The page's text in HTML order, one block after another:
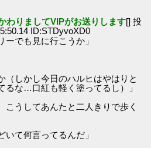
わりましてVIPがお送りします[] 投
ID:STDyvoXD0
ーでも見に行こうか」
（しかし今日のハルヒはやはりと
るな…口紅も軽く塗ってるし）」
こうしてあんたと二人きりで歩く
いて何言ってるんだ」